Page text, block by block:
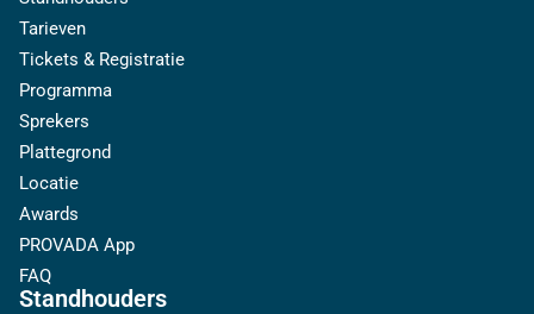
Tarieven
Tickets & Registratie
Programma
Sprekers
Plattegrond
Locatie
Awards
PROVADA App
FAQ
Standhouders